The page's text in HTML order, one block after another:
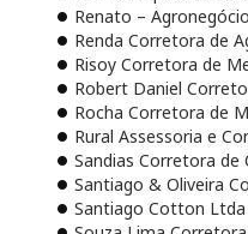
Renato –
Renda Corretora de
Risoy Corretora de
Robert Daniel
Rocha Corretora de
Rural Assessoria e
Sandias Corretora
Santiago & Oliveira
Santiago Cotton Ltda